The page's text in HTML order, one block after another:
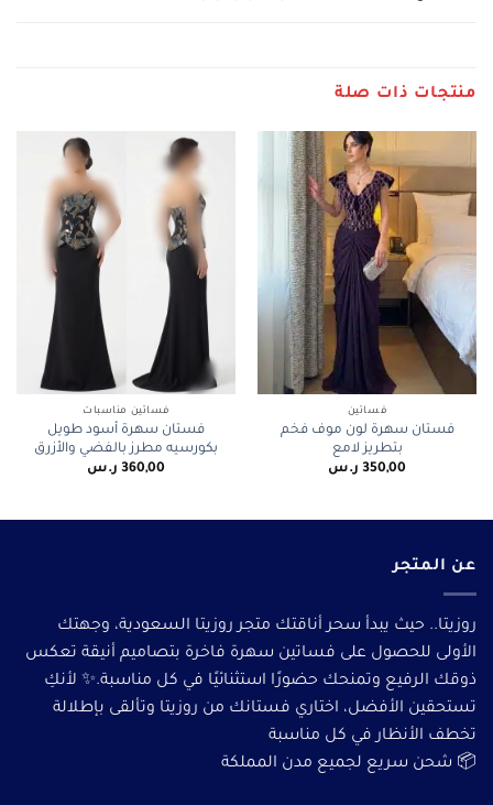
منتجات ذات صلة
فساتين
فستان سهرة لون موف فخم
بتطريز لامع
350,00 ر.س
فساتين مناسبات
فستان سهرة أسود طويل
بكورسيه مطرز بالفضي والأزرق
360,00 ر.س
عن المتجر
روزيتا.. حيث يبدأ سحر أناقتك متجر روزيتا السعودية، وجهتك
الأولى للحصول على فساتين سهرة فاخرة بتصاميم أنيقة تعكس
ذوقك الرفيع وتمنحك حضورًا استثنائيًا في كل مناسبة.✨ لأنكِ
تستحقين الأفضل، اختاري فستانك من روزيتا وتألقى بإطلالة
تخطف الأنظار في كل مناسبة
📦 شحن سريع لجميع مدن المملكة